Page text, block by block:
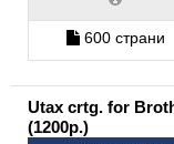
600 страни
Utax crtg. for
(1200p.)